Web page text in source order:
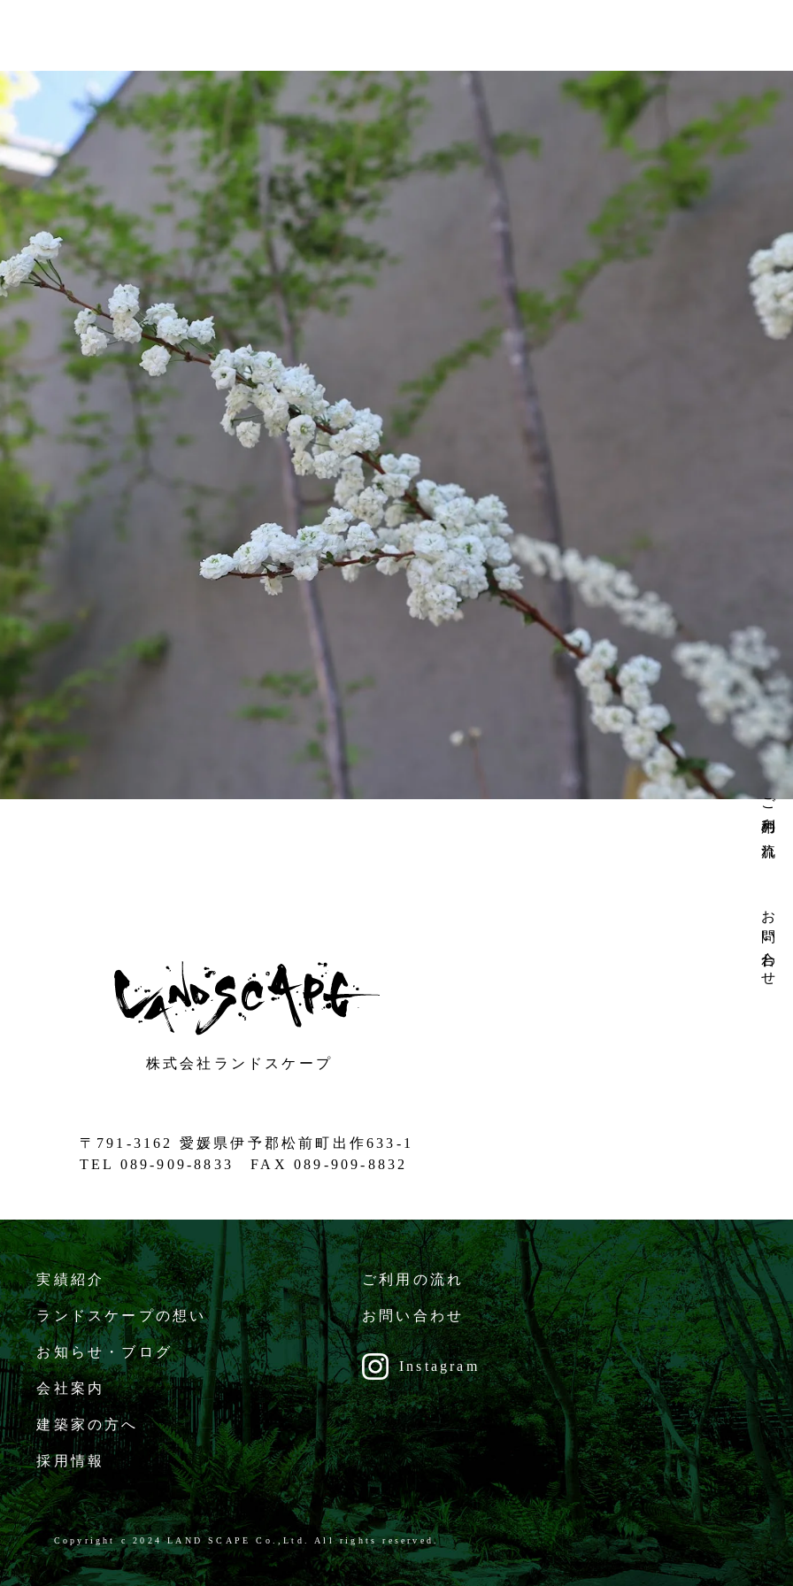
ご利用の流れ
お問い合わせ
〒791-3162 愛媛県伊予郡松前町出作633-1
TEL 089-909-8833 FAX 089-909-8832
株式会社ランドスケープ
実績紹介
ランドスケープの想い
お知らせ・ブログ
会社案内
建築家の方へ
採用情報
ご利用の流れ
お問い合わせ
Instagram
Copyright c 2024 LAND SCAPE Co.,Ltd. All rights reserved.